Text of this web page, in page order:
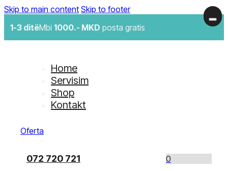
Skip to main content Skip to footer
1-3 ditëMbi 1000.- MKD posta gratis
Home
Servisim
Shop
Kontakt
Oferta
072 720 721
0